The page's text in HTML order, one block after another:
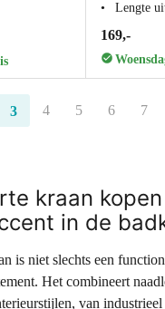
Lengte
169,-
3 4 5 6 7
kraan
in de
is niet slechts een
Het combineert
van